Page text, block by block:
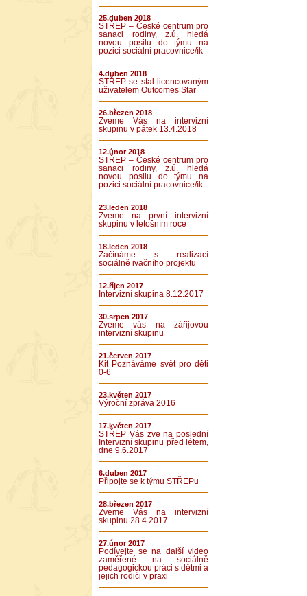
25.duben 2018
STŘEP – České centrum pro
sanaci rodiny, z.ú. hledá
novou posilu do týmu na
pozici sociální pracovnice/ík
4.duben 2018
STŘEP se stal licencovaným
uživatelem Outcomes Star
26.březen 2018
Zveme Vás na intervizní
skupinu v pátek 13.4.2018
12.únor 2018
STŘEP – České centrum pro
sanaci rodiny, z.ú. hledá
novou posilu do týmu na
pozici sociální pracovnice/ík
23.leden 2018
Zveme na první intervizní
skupinu v letošním roce
18.leden 2018
Začínáme s realizací
sociálně ivačního projektu
12.říjen 2017
Intervizní skupina 8.12.2017
30.srpen 2017
Zveme vás na zářijovou
intervizní skupinu
21.červen 2017
Kit Poznáváme svět pro děti
0-6
23.květen 2017
Výroční zpráva 2016
17.květen 2017
STŘEP Vás zve na poslední
Intervizní skupinu před létem,
dne 9.6.2017
6.duben 2017
Připojte se k týmu STŘEPu
28.březen 2017
Zveme Vás na intervizní
skupinu 28.4 2017
27.únor 2017
Podívejte se na další video
zaměřené na sociálně
pedagogickou práci s dětmi a
jejich rodiči v praxi